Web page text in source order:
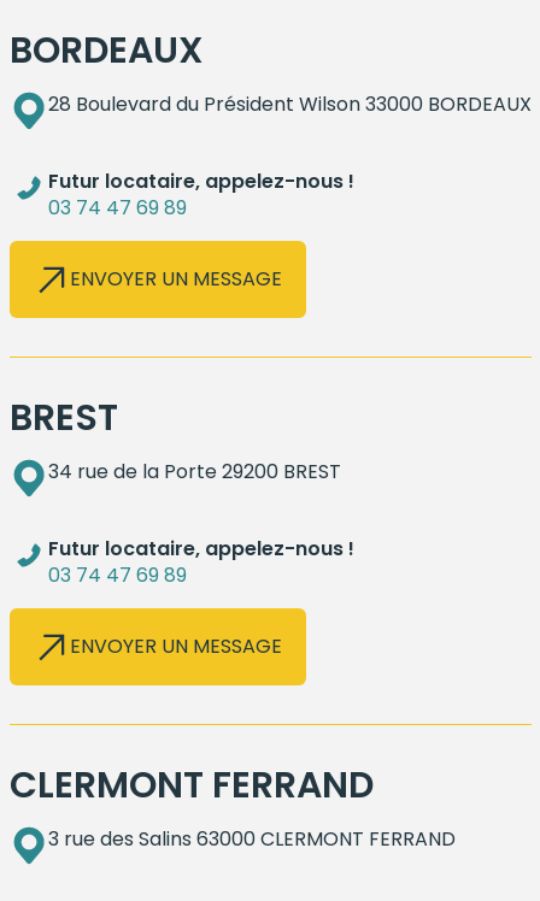
BORDEAUX
28 Boulevard du Président Wilson 33000 BORDEAUX
Futur locataire, appelez-nous !
03 74 47 69 89
ENVOYER UN MESSAGE
BREST
34 rue de la Porte 29200 BREST
Futur locataire, appelez-nous !
03 74 47 69 89
ENVOYER UN MESSAGE
CLERMONT FERRAND
3 rue des Salins 63000 CLERMONT FERRAND